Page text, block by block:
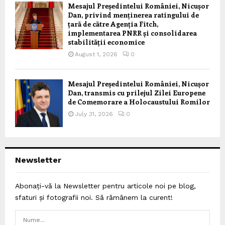
Mesajul Președintelui României, Nicușor
Dan, privind menținerea ratingului de
țară de către Agenția Fitch,
implementarea PNRR și consolidarea
stabilității economice
August 1, 2026 0
Mesajul Președintelui României, Nicușor
Dan, transmis cu prilejul Zilei Europene
de Comemorare a Holocaustului Romilor
July 31, 2026 0
Newsletter
Abonați-vă la Newsletter pentru articole noi pe blog,
sfaturi și fotografii noi. Să rămânem la curent!